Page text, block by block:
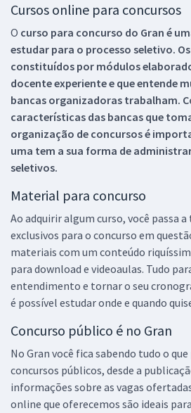
Cursos online para concursos
O curso para concurso do Gran é
estudar para o processo seletivo.
constituídos por módulos
docente experiente e que entende
bancas organizadoras trabalham.
características das bancas que
organização de concursos é
uma tem a sua forma de
seletivos.
Material para concurso
Ao adquirir algum curso, você passa
exclusivos para o concurso em
materiais com um conteúdo
para download e videoaulas. Tudo
entendimento e tornar o seu
é possível estudar onde e quando
Concurso público é no Gran
No Gran você fica sabendo tudo o
concursos públicos, desde a
informações sobre as vagas
online que oferecemos são ideais